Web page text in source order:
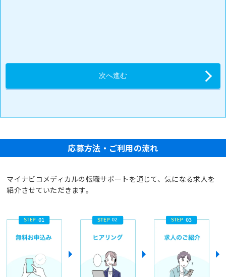
応募方法・ご利用の流れ
マイナビコメディカルの転職サポートを通じて、気になる求人を
紹介させていただきます。